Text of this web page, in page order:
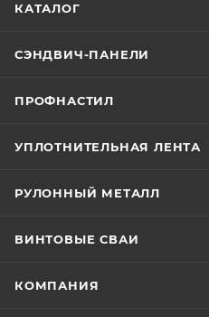
КАТАЛОГ
СЭНДВИЧ-ПАНЕЛИ
ПРОФНАСТИЛ
УПЛОТНИТЕЛЬНАЯ ЛЕНТА
РУЛОННЫЙ МЕТАЛЛ
ВИНТОВЫЕ СВАИ
КОМПАНИЯ